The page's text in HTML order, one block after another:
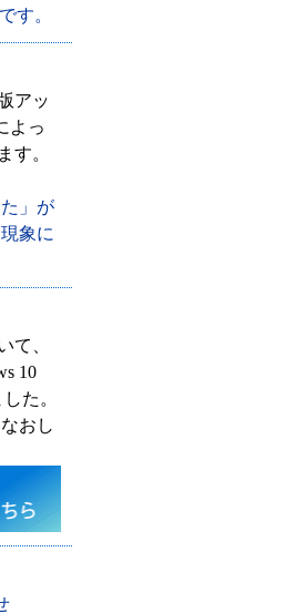
す。
アッ
よっ
す。
」が
象に
て、
10
た。
おし